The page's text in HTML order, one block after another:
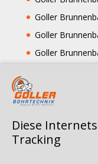
Goller
Goller
Goller
Goller
Goller
Goller
Diese
Tracking